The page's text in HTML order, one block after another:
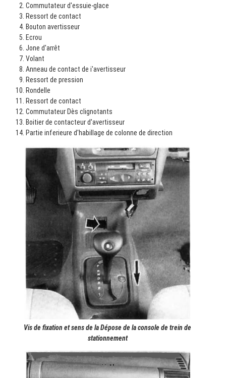
Commutateur d'essuie-glace
Ressort de contact
Bouton avertisseur
Ecrou
Jone d'arrêt
Volant
Anneau de contact de i'avertisseur
Ressort de pression
Rondelle
Ressort de contact
Commutateur Dès clignotants
Boitier de contacteur d'avertisseur
Partie inferieure d'habillage de colonne de direction
Vis de fixation et sens de la Dépose de la console de trein de
stationnement